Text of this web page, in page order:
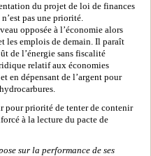
du projet de loi de finances
pas une priorité.
opposée à l’économie alors
les emplois de demain. Il paraît
de l’énergie sans fiscalité
relatif aux économies
en dépensant de l’argent pour
pour priorité de tenter de contenir
à la lecture du pacte de
sur la performance de ses